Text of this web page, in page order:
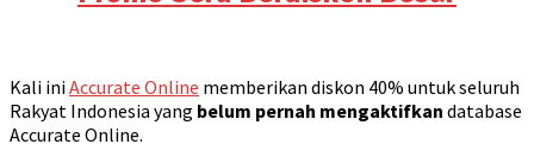
Kali iniAccurate Online memberikan diskon 40% untuk seluruh
Rakyat Indonesia yang belum pernah mengaktifkan database
Accurate Online.